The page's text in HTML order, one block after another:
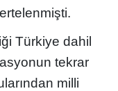
Türkiye dahil
tekrar
milli